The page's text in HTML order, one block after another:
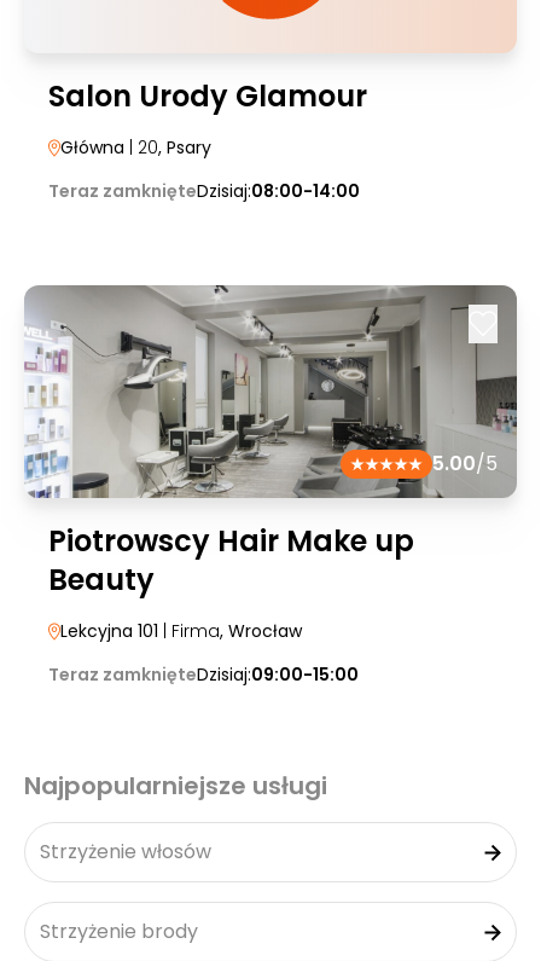
Salon Urody Glamour
Główna | 20, Psary
Teraz zamknięteDzisiaj:08:00-14:00
5.00/5
Piotrowscy Hair Make up
Beauty
Lekcyjna 101 | Firma, Wrocław
Teraz zamknięteDzisiaj:09:00-15:00
Najpopularniejsze usługi
Strzyżenie włosów
Strzyżenie brody